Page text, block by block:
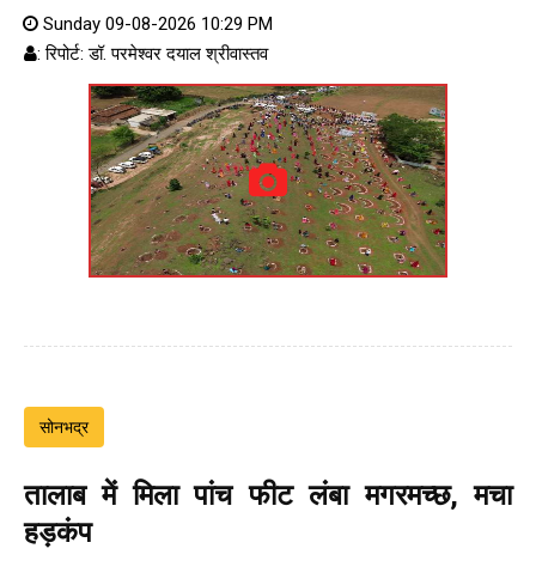
Sunday 09-08-2026 10:29 PM
: रिपोर्ट: डॉ. परमेश्वर दयाल श्रीवास्तव
सोनभद्र
तालाब में मिला पांच फीट लंबा मगरमच्छ, मचा
हड़कंप